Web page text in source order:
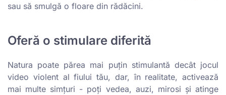
sau să smulgă o floare din rădăcini.
Oferă o stimulare diferită
Natura poate părea mai puțin stimulantă decât jocul
video violent al fiului tău, dar, în realitate, activează
mai multe simțuri - poți vedea, auzi, mirosi și atinge